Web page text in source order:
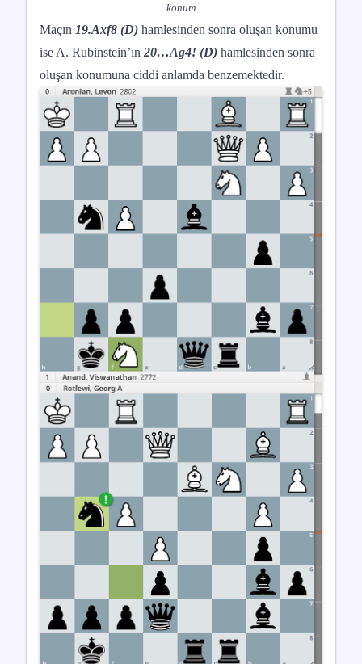
konum
Maçın 19.Axf8 (D) hamlesinden sonra oluşan konumu
ise A. Rubinstein’ın 20…Ag4! (D) hamlesinden sonra
oluşan konumuna ciddi anlamda benzemektedir.